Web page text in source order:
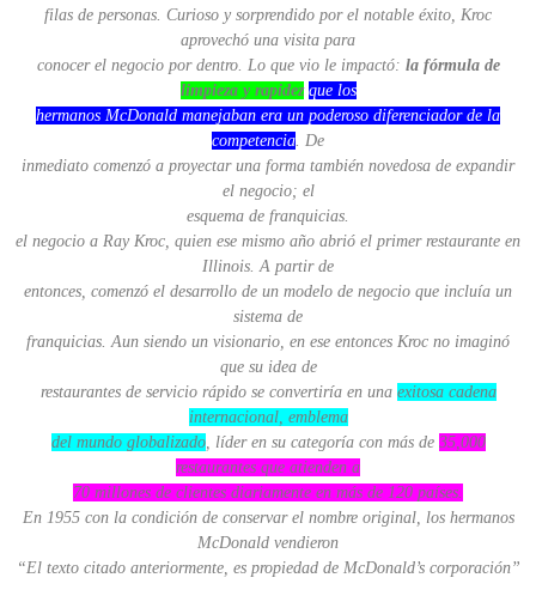
filas de personas. Curioso y sorprendido por el notable éxito, Kroc
aprovechó una visita para
conocer el negocio por dentro. Lo que vio le impactó: la fórmula de
limpieza y rapidez que los
hermanos McDonald manejaban era un poderoso diferenciador de la
competencia . De
inmediato comenzó a proyectar una forma también novedosa de expandir
el negocio; el
esquema de franquicias.
el negocio a Ray Kroc, quien ese mismo año abrió el primer restaurante en
Illinois. A partir de
entonces, comenzó el desarrollo de un modelo de negocio que incluía un
sistema de
franquicias. Aun siendo un visionario, en ese entonces Kroc no imaginó
que su idea de
restaurantes de servicio rápido se convertiría en una exitosa cadena
internacional, emblema
del mundo globalizado, líder en su categoría con más de 35,000
restaurantes que atienden a
70 millones de clientes diariamente en más de 120 países.
En 1955 con la condición de conservar el nombre original, los hermanos
McDonald vendieron
“El texto citado anteriormente, es propiedad de McDonald’s corporación”